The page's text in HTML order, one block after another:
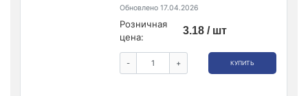
Обновлено 17.04.2026
Розничная
цена:
3.18 / шт
- + КУПИТЬ